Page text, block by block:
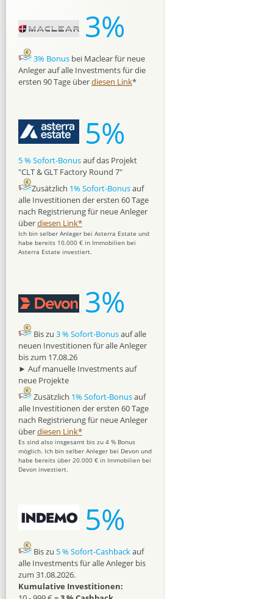
3%
3% Bonus bei Maclear für neue
Anleger auf alle Investments für die
ersten 90 Tage überdiesen Link*
5%
5 % Sofort-Bonusauf das Projekt
"CLT & GLT Factory Round 7"
Zusätzlich 1% Sofort-Bonusauf
alle Investitionen der ersten 60 Tage
nach Registrierung für neue Anleger
überdiesen Link*
Ich bin selber Anleger bei Asterra Estate und
habe bereits 10.000 € in Immobilien bei
Asterra Estate investiert.
3%
Bis zu 3 % Sofort-Bonusauf alle
neuen Investitionen für alle Anleger
bis zum 17.08.26
► Auf manuelle Investments auf
neue Projekte
Zusätzlich 1% Sofort-Bonusauf
alle Investitionen der ersten 60 Tage
nach Registrierung für neue Anleger
überdiesen Link*
Es sind also insgesamt bis zu 4 % Bonus
möglich. Ich bin selber Anleger bei Devon und
habe bereits über 20.000 € in Immobilien bei
Devon investiert.
5%
Bis zu 5 % Sofort-Cashbackauf
alle Investments für alle Anleger bis
zum 31.08.2026.
Kumulative Investitionen: